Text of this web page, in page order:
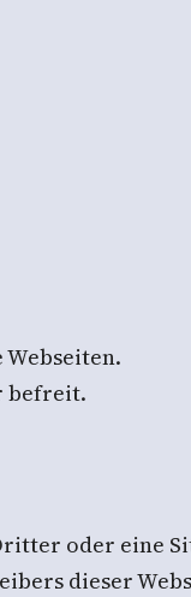
befreit.
oder eine
dieser